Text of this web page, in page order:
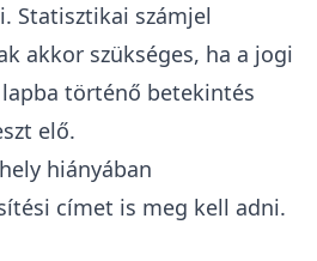
Statisztikai számjel
akkor szükséges, ha a jogi
történő betekintés
elő.
hiányában
címet is meg kell adni.